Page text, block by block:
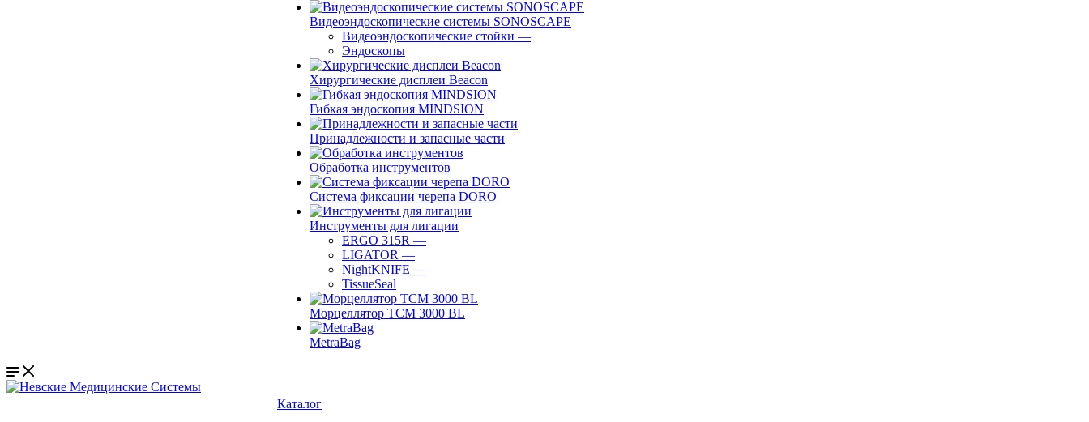
Видеоэндоскопические системы SONOSCAPE
Видеоэндоскопические стойки —
Эндоскопы
Хирургические дисплеи Beacon
Гибкая эндоскопия MINDSION
Принадлежности и запасные части
Обработка инструментов
Система фиксации черепа DORO
Инструменты для лигации
ERGO 315R —
LIGATOR —
NightKNIFE —
TissueSeal
Морцеллятор ТСМ 3000 BL
MetraBag
Каталог